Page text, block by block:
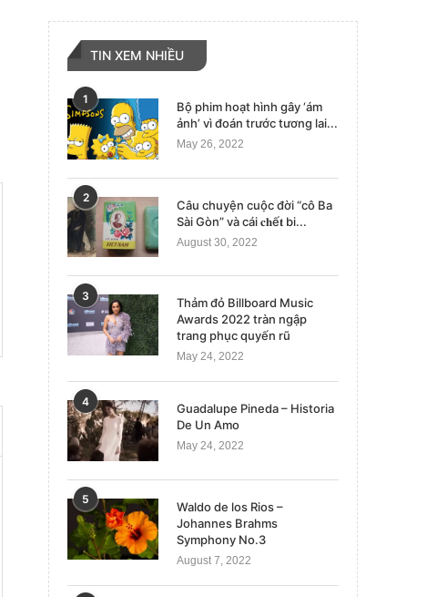
TIN XEM NHIỀU
1
Bộ phim hoạt hình gây ‘ám
ảnh’ vì đoán trước tương lai...
May 26, 2022
2
Câu chuyện cuộc đời “cô Ba
Sài Gòn” và cái 𝐜𝐡ế𝐭 bi...
August 30, 2022
3
Thảm đỏ Billboard Music
Awards 2022 tràn ngập
trang phục quyến rũ
May 24, 2022
4
Guadalupe Pineda – Historia
De Un Amo
May 24, 2022
5
Waldo de los Rios –
Johannes Brahms
Symphony No.3
August 7, 2022